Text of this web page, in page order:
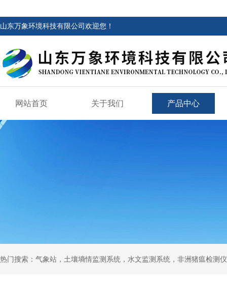
山东万象环境科技有限公司欢迎您！
网站首页 关于我们 产品中心
热门搜索：气象站，土壤墒情监测系统，水文监测系统，非洲猪瘟检测